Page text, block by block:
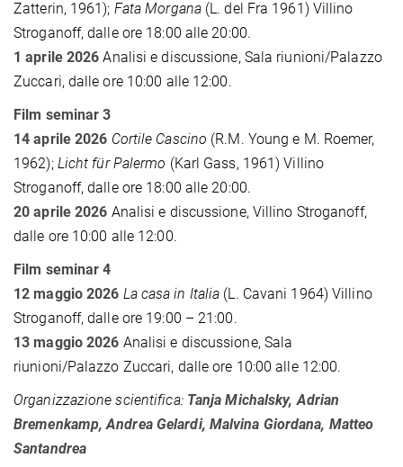
Zatterin, 1961); Fata Morgana(L. del Fra 1961) Villino
Stroganoff, dalle ore 18:00 alle 20:00.
1 aprile 2026 Analisi e discussione, Sala riunioni/Palazzo
Zuccari, dalle ore 10:00 alle 12:00.
Film seminar 3
14 aprile 2026 Cortile Cascino (R.M. Young e M. Roemer,
1962); Licht für Palermo (Karl Gass, 1961) Villino
Stroganoff, dalle ore 18:00 alle 20:00.
20 aprile 2026 Analisi e discussione, Villino Stroganoff,
dalle ore 10:00 alle 12:00.
Film seminar 4
12 maggio 2026 La casa in Italia (L. Cavani 1964) Villino
Stroganoff, dalle ore 19:00 – 21:00.
13 maggio 2026 Analisi e discussione, Sala
riunioni/Palazzo Zuccari, dalle ore 10:00 alle 12:00.
Organizzazione scientifica: Tanja Michalsky, Adrian
Bremenkamp, Andrea Gelardi, Malvina Giordana, Matteo
Santandrea